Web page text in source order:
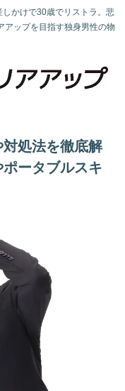
かけで30歳でリストラ。悲
アップを目指す独身男性の物
処法を徹底解
ータブルスキ